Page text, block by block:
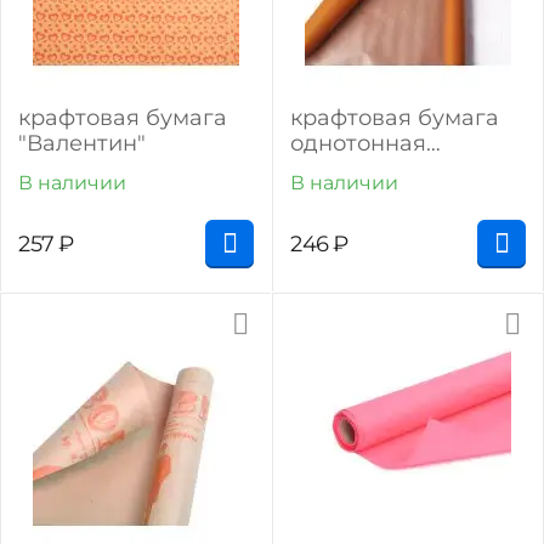
крафтовая бумага
"Валентин"
В наличии
257₽
крафтовая бумага
однотонная
(оранжевый)
В наличии
246₽